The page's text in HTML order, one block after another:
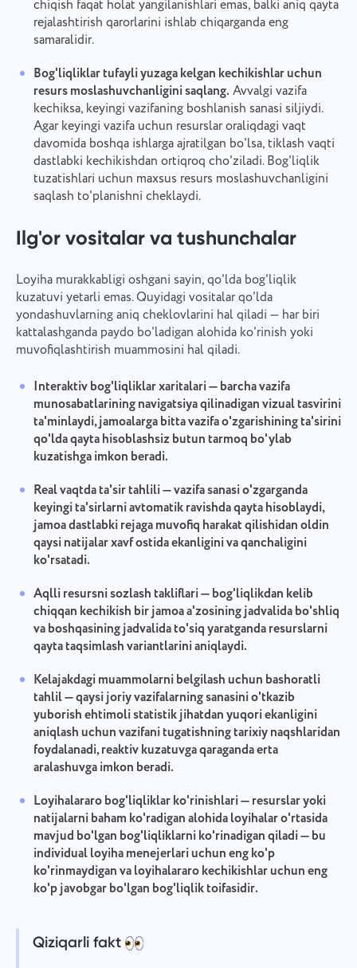
chiqish faqat holat yangilanishlari emas, balki aniq qayta
rejalashtirish qarorlarini ishlab chiqarganda eng
samaralidir.
Bog'liqliklar tufayli yuzaga kelgan kechikishlar uchun
resurs moslashuvchanligini saqlang. Avvalgi vazifa
kechiksa, keyingi vazifaning boshlanish sanasi siljiydi.
Agar keyingi vazifa uchun resurslar oraliqdagi vaqt
davomida boshqa ishlarga ajratilgan bo'lsa, tiklash vaqti
dastlabki kechikishdan ortiqroq cho'ziladi. Bog'liqlik
tuzatishlari uchun maxsus resurs moslashuvchanligini
saqlash to'planishni cheklaydi.
Ilg'or vositalar va tushunchalar
Loyiha murakkabligi oshgani sayin, qo'lda bog'liqlik
kuzatuvi yetarli emas. Quyidagi vositalar qo'lda
yondashuvlarning aniq cheklovlarini hal qiladi — har biri
kattalashganda paydo bo'ladigan alohida ko'rinish yoki
muvofiqlashtirish muammosini hal qiladi.
Interaktiv bog'liqliklar xaritalari— barcha vazifa
munosabatlarining navigatsiya qilinadigan vizual tasvirini
ta'minlaydi, jamoalarga bitta vazifa o'zgarishining ta'sirini
qo'lda qayta hisoblashsiz butun tarmoq bo'ylab
kuzatishga imkon beradi.
Real vaqtda ta'sir tahlili— vazifa sanasi o'zgarganda
keyingi ta'sirlarni avtomatik ravishda qayta hisoblaydi,
jamoa dastlabki rejaga muvofiq harakat qilishidan oldin
qaysi natijalar xavf ostida ekanligini va qanchaligini
ko'rsatadi.
Aqlli resursni sozlash takliflari— bog'liqlikdan kelib
chiqqan kechikish bir jamoa a'zosining jadvalida bo'shliq
va boshqasining jadvalida to'siq yaratganda resurslarni
qayta taqsimlash variantlarini aniqlaydi.
Kelajakdagi muammolarni belgilash uchun bashoratli
tahlil— qaysi joriy vazifalarning sanasini o'tkazib
yuborish ehtimoli statistik jihatdan yuqori ekanligini
aniqlash uchun vazifani tugatishning tarixiy naqshlaridan
foydalanadi, reaktiv kuzatuvga qaraganda erta
aralashuvga imkon beradi.
Loyihalararo bog'liqliklar ko'rinishlari— resurslar yoki
natijalarni baham ko'radigan alohida loyihalar o'rtasida
mavjud bo'lgan bog'liqliklarni ko'rinadigan qiladi — bu
individual loyiha menejerlari uchun eng ko'p
ko'rinmaydigan va loyihalararo kechikishlar uchun eng
ko'p javobgar bo'lgan bog'liqlik toifasidir.
Qiziqarli fakt
Tarjima xatosini xabar qiling
Muammo tavsifini va to'g'ri variantni ko'rsating
Fayllarni ko'rib chiqingyoki tortib qo'ying
Ism
Telefon raqami
Email
Sizning xabaringiz
"Yuborish" tugmasini bosish orqali siz shaxsiy
maʼlumotlaringizning quyidagi hujjatga muvofiq
qayta ishlanishiga rozilik bildirgan boʻlasiz:
Maxfiylik Siyosati.
Iltimos, duch kelgan muammo haqida batafsil
yozing, aniq ma'lumotlar bering va kerakli fayllarni
biriktirishdan tortinmang. Sizning faol
yaxshilashga yordam beradi va barchaga yaxshi
xizmat ko'rsatadi.
Fayllarni ko'rib chiqingyoki tortib qo'ying
Yuborish
Your message has been sent
successfully
Taskee ning bir qismi bo'lgansiz
Biz albatta uni o'rganib chiqamiz va uni
mahsulotga qo'llashga harakat qilamiz. Siz bizga
Funktsiyangizni taklif qiling
Funktsiya
Qanday ishlaydi
Fayllarni yuklang
Taklif qilish
qayta ishlashga roziligingizni tasdiqlaysiz